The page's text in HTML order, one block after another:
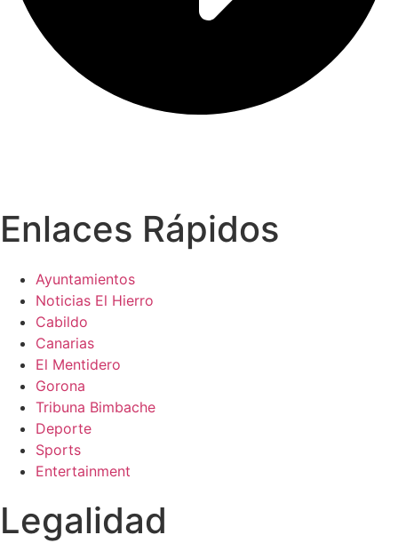
Enlaces Rápidos
Ayuntamientos
Noticias El Hierro
Cabildo
Canarias
El Mentidero
Gorona
Tribuna Bimbache
Deporte
Sports
Entertainment
Legalidad